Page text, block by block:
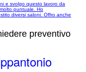
e svolgo questo lavoro da
puntuale. Ho
diversi saloni. Offro anche
preventivo